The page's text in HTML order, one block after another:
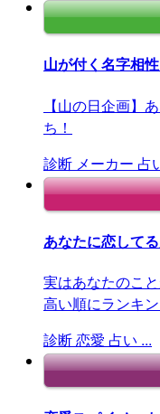
山が付く名字相
【山の日企画】
ち！
診断 メーカー 占
あなたに恋して
実はあなたのこ
高い順にランキン
診断恋愛 占い ...